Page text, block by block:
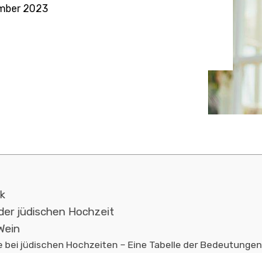
2023
jüdischen Hochzeit
bei jüdischen Hochzeiten – Eine Tabelle der Bedeutungen